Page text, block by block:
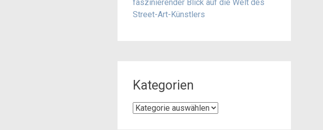
faszinierender Blick auf die Welt des
Street-Art-Künstlers
Kategorien
Kategorien